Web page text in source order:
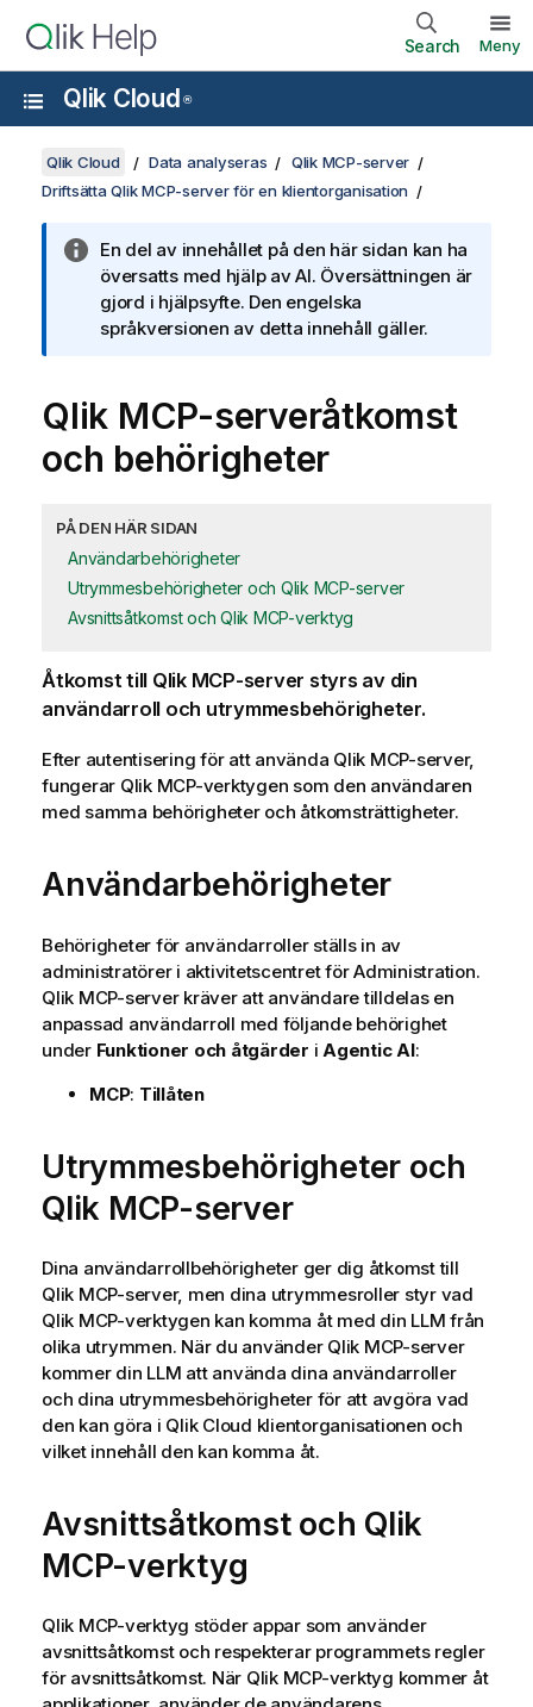
Search Meny
Qlik Cloud ®
Qlik Cloud Data analyseras
Qlik MCP-server
Driftsätta Qlik MCP-server för en klientorganisation
En del av innehållet på den här sidan kan ha
översatts med hjälp av AI. Översättningen är
gjord i hjälpsyfte. Den engelska
språkversionen av detta innehåll gäller.
Qlik MCP-serveråtkomst
och behörigheter
PÅ DEN HÄR SIDAN
Användarbehörigheter
Utrymmesbehörigheter och Qlik MCP-server
Avsnittsåtkomst och Qlik MCP-verktyg
Åtkomst till QlikMCP-server styrs av din
användarroll och utrymmesbehörigheter.
Efter autentisering för att använda Qlik MCP-server,
fungerar QlikMCP-verktygen som den användaren
med samma behörigheter och åtkomsträttigheter.
Användarbehörigheter
Behörigheter för användarroller ställs in av
administratörer i aktivitetscentret förAdministration.
Qlik MCP-server kräver att användare tilldelas en
anpassad användarroll med följande behörighet
under Funktioner och åtgärder i Agentic AI:
MCP: Tillåten
Utrymmesbehörigheter och
Qlik MCP-server
Dina användarrollbehörigheter ger dig åtkomst till
Qlik MCP-server, men dina utrymmesroller styr vad
Qlik MCP-verktygen kan komma åt med din LLM från
olika utrymmen. När du använder Qlik MCP-server
kommer din LLM att använda dina användarroller
och dina utrymmesbehörigheter för att avgöra vad
den kan göra i Qlik Cloud klientorganisationen och
vilket innehåll den kan komma åt.
Avsnittsåtkomst och Qlik
MCP-verktyg
Qlik MCP-verktyg stöder appar som använder
avsnittsåtkomst och respekterar programmets regler
för avsnittsåtkomst. När QlikMCP-verktyg kommer åt